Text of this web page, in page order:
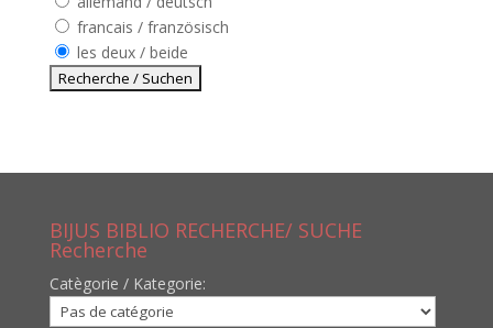
francais / französisch
les deux / beide
BIJUS BIBLIO RECHERCHE/ SUCHE
Recherche
Catègorie / Kategorie: